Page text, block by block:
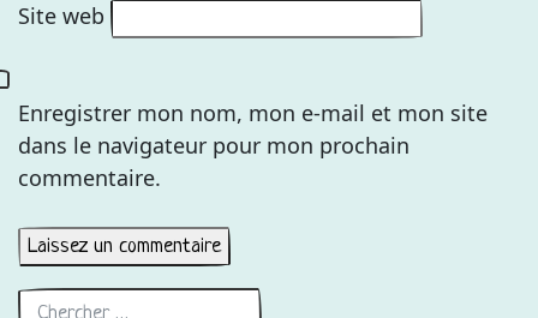
Site web
Enregistrer mon nom, mon e-mail et mon site
dans le navigateur pour mon prochain
commentaire.